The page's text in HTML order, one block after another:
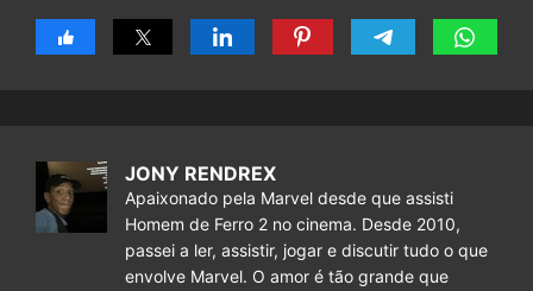
JONY RENDREX
Apaixonado pela Marvel desde que assisti
Homem de Ferro 2 no cinema. Desde 2010,
passei a ler, assistir, jogar e discutir tudo o que
envolve Marvel. O amor é tão grande que